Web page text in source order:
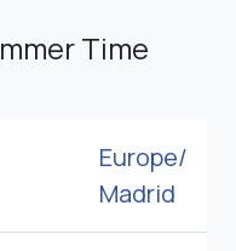
Time
Europe/
Madrid